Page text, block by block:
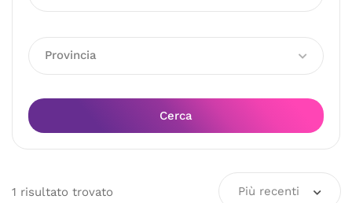
Provincia
Cerca
1 risultato trovato Più recenti